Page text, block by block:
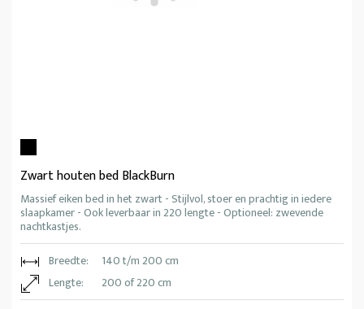
Zwart houten bed BlackBurn
Massief eiken bed in het zwart - Stijlvol, stoer en prachtig in iedere
slaapkamer - Ook leverbaar in 220 lengte - Optioneel: zwevende
nachtkastjes.
Breedte:
140 t/m 200 cm
Lengte:
200 of 220 cm